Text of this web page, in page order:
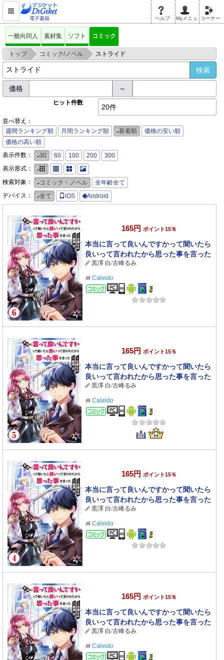
電子書籍 ヘルプ Myメニュ コーナー
一般向同人 素材集 ソフト コミック
トップ > コミック/ノベル > ストライド
価格 ～
ヒット件数
20件
並べ替え：
週間ランキング順
月間ランキング順 新着順
価格の安い順
価格の高い順
表示件数：
30 60 100 200
300
表示形式：
検索対象：
コミック・ノベル
全年齢全て
デバイス：
全て iOS Android
165円 ポイント15％
本当に言って良いんですかって聞いたら
良いって言われたから思った事を言った
6 黒澤 白/古峰るみ
Caleido
コミック
165円 ポイント15％
本当に言って良いんですかって聞いたら
良いって言われたから思った事を言った
5 黒澤 白/古峰るみ
Caleido
コミック
165円 ポイント15％
本当に言って良いんですかって聞いたら
良いって言われたから思った事を言った
4 黒澤 白/古峰るみ
Caleido
コミック
165円 ポイント15％
本当に言って良いんですかって聞いたら
良いって言われたから思った事を言った
3 黒澤 白/古峰るみ
Caleido
コミック